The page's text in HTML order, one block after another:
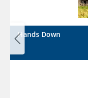
Hands Down